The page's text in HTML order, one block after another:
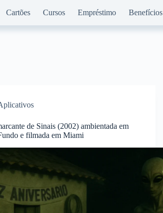
Cartões Cursos Empréstimo Benefícios
de Sinais (2002) ambientada em
e filmada em Miami